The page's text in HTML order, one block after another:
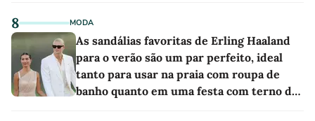
8 MODA
As sandálias favoritas de Erling Haaland
para o verão são um par perfeito, ideal
tanto para usar na praia com roupa de
banho quanto em uma festa com terno de